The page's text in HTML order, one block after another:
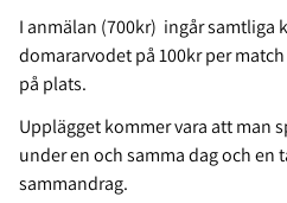
I anmälan (700kr) ingår samtliga
domararvodet på 100kr per
på plats.
Upplägget kommer vara att man
under en och samma dag och en
sammandrag.